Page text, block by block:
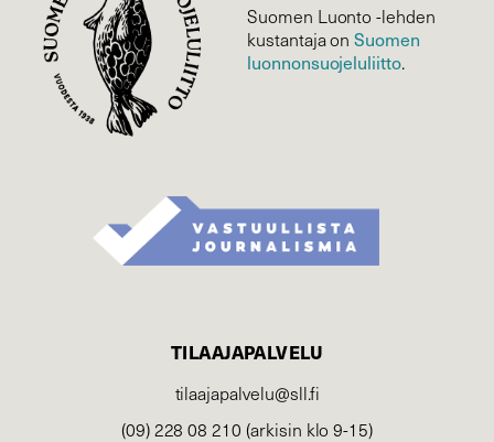
Suomen Luonto -lehden
kustantaja onSuomen
luonnonsuojelu­liitto.
TILAAJAPALVELU
tilaajapalvelu@sll.fi
(09) 228 08 210 (arkisin klo 9-15)